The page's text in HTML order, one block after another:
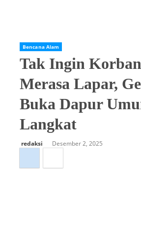
Bencana Alam
Tak Ingin
Merasa Lapar,
Buka Dapur
Langkat
redaksi Desember 2, 2025